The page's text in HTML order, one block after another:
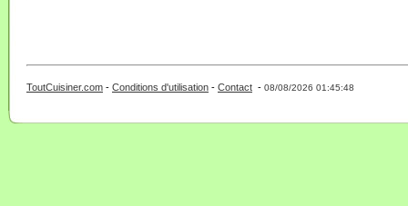
ToutCuisiner.com - Conditions d'utilisation - Contact - 08/08/2026 01:45:48